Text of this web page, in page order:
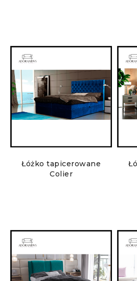
Łóżko tapicerowane
Colier